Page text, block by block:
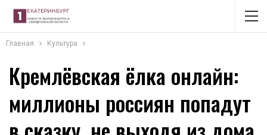
Главная Культура
Кремлёвская ёлка онлайн:
миллионы россиян попадут